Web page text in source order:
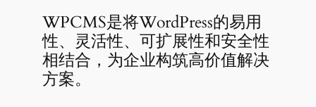
WPCMS是将WordPress的易用
性、灵活性、可扩展性和安全性
相结合，为企业构筑高价值解决
方案。